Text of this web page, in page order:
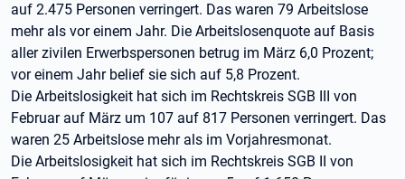
auf 2.475 Personen verringert. Das waren 79 Arbeitslose
mehr als vor einem Jahr. Die Arbeitslosenquote auf Basis
aller zivilen Erwerbspersonen betrug im März 6,0 Prozent;
vor einem Jahr belief sie sich auf 5,8 Prozent.
Die Arbeitslosigkeit hat sich im Rechtskreis SGB III von
Februar auf März um 107 auf 817 Personen verringert. Das
waren 25 Arbeitslose mehr als im Vorjahresmonat.
Die Arbeitslosigkeit hat sich im Rechtskreis SGB II von